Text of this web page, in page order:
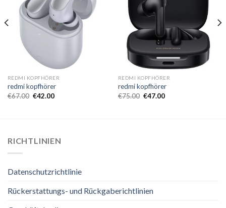
REDMI KOPFHÖRER
redmi kopfhörer
€67.00 €42.00
REDMI KOPFHÖRER
redmi kopfhörer
€75.00 €47.00
RICHTLINIEN
Datenschutzrichtlinie
Rückerstattungs- und Rückgaberichtlinien